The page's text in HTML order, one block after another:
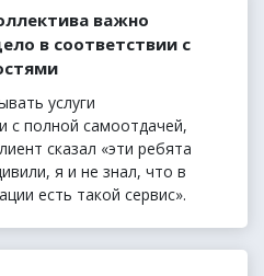
важно
в соответствии с
услуги
с полной самоотдачей,
сказал «эти ребята
я и не знал, что в
есть такой сервис».